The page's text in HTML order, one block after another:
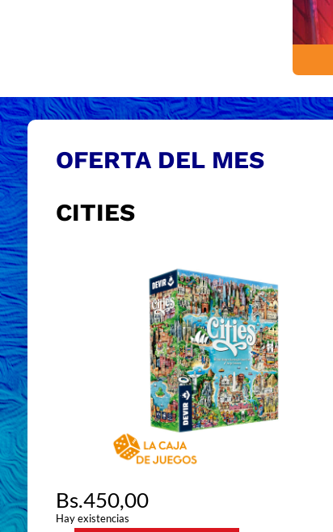
OFERTA DEL MES
CITIES
Bs.450,00
Hay existencias